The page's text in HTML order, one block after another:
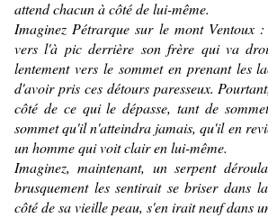
attend chacun à côté de lui-même.
Imaginez Pétrarque sur le mont Ventoux
vers l'à pic derrière son frère qui va
lentement vers le sommet en prenant les
d'avoir pris ces détours paresseux.
côté de ce qui le dépasse, tant de
sommet qu'il n'atteindra jamais, qu'il en
un homme qui voit clair en lui-même.
Imaginez, maintenant, un serpent
brusquement les sentirait se briser dans
côté de sa vieille peau, s'en irait neuf dans